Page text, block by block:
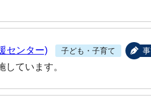
センター) 子ども・子育て
ています。